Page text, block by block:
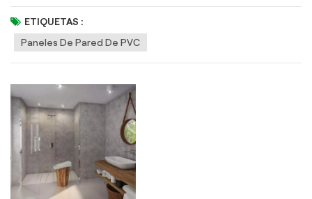
presupuesto. paneles de pared de PVC Marque todas estas
casillas: aquí le explicamos por qué son una elección inteligente: 1.
Impermeable & Resistente a la humedad Los baños son
propensos a la humedad y a las salpicaduras de agua. paneles de
vapor y el moho. A diferencia de los azulejos (con juntas que
retienen la humedad) o la pintura (propensa a descascararse en
zonas húmedas), el PVC crea una barrera protectora sin juntas,
ideal para duchas, bordes de bañeras o cualquier superficie
húmeda. baño zona. 2. Fácil instalación Evite las molestias de
tener que realizar instalaciones complejas o contratar
contratistas costosos. paneles de pared de PVC cuentan con
ETIQUETAS :
Paneles De Pared De PVC